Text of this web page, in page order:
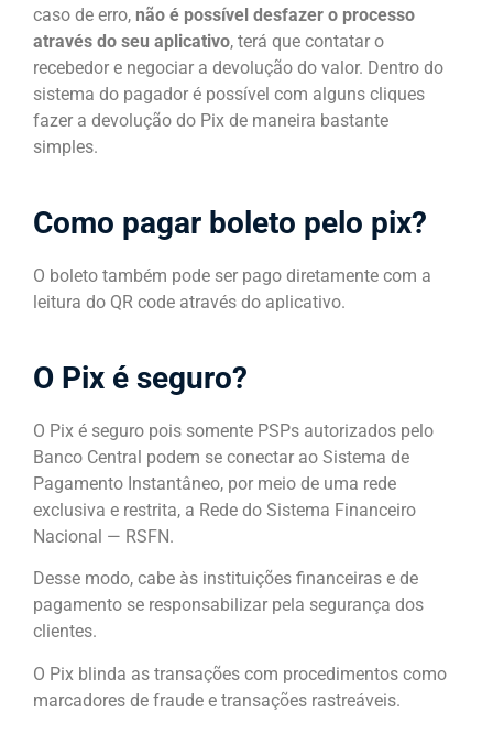
caso de erro, não é possível desfazer o processo
através do seu aplicativo, terá que contatar o
recebedor e negociar a devolução do valor. Dentro do
sistema do pagador é possível com alguns cliques
fazer a devolução do Pix de maneira bastante
simples.
Como pagar boleto pelo pix?
O boleto também pode ser pago diretamente com a
leitura do QR code através do aplicativo.
O Pix é seguro?
O Pix é seguro pois somente PSPs autorizados pelo
Banco Central podem se conectar ao Sistema de
Pagamento Instantâneo, por meio de uma rede
exclusiva e restrita, a Rede do Sistema Financeiro
Nacional — RSFN.
Desse modo, cabe às instituições financeiras e de
pagamento se responsabilizar pela segurança dos
clientes.
O Pix blinda as transações com procedimentos como
marcadores de fraude e transações rastreáveis.